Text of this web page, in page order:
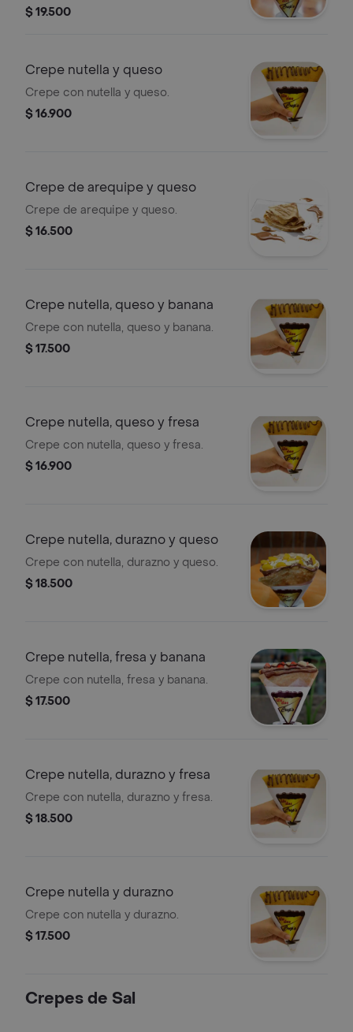
$ 19.500
Crepe nutella y queso
Crepe con nutella y queso.
$ 16.900
Crepe de arequipe y queso
Crepe de arequipe y queso.
$ 16.500
Crepe nutella, queso y banana
Crepe con nutella, queso y banana.
$ 17.500
Crepe nutella, queso y fresa
Crepe con nutella, queso y fresa.
$ 16.900
Crepe nutella, durazno y queso
Crepe con nutella, durazno y queso.
$ 18.500
Crepe nutella, fresa y banana
Crepe con nutella, fresa y banana.
$ 17.500
Crepe nutella, durazno y fresa
Crepe con nutella, durazno y fresa.
$ 18.500
Crepe nutella y durazno
Crepe con nutella y durazno.
$ 17.500
Crepes de Sal